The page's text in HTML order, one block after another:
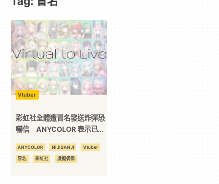
動
漫
二
次
元
｜
Vtuber
彩虹社全體遭冒名發送炸彈恐
嚇信 ANYCOLOR 表示已與
ANYCOLOR NIJISANJI Vtuber
冒名 彩虹社 虛擬偶像